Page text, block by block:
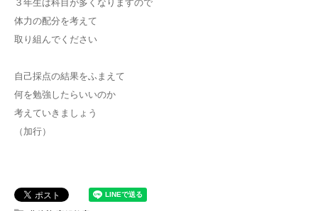
３年生は科目が多くなりますので
体力の配分を考えて
取り組んでください
自己採点の結果をふまえて
何を勉強したらいいのか
考えていきましょう
（加行）